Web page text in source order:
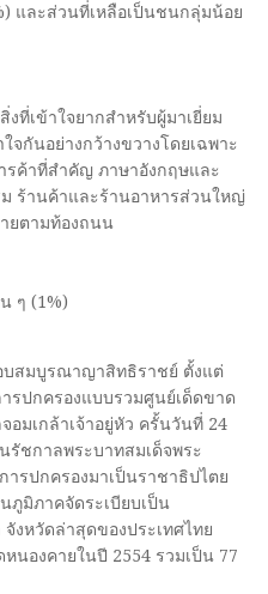
และส่วนที่เหลือเป็นชนกลุ่มน้อย
ที่เข้าใจยากสำหรับผู้มาเยี่ยม
จกันอย่างกว้างขวางโดยเฉพาะ
รค้าที่สำคัญ ภาษาอังกฤษและ
ร้านค้าและร้านอาหารส่วนใหญ่
ยตามท้องถนน
ๆ (1%)
บสมบูรณาญาสิทธิราชย์ ตั้งแต่
รปกครองแบบรวมศูนย์เด็ดขาด
อมเกล้าเจ้าอยู่หัว ครั้นวันที่ 24
ชกาลพระบาทสมเด็จพระ
ารปกครองมาเป็นราชาธิปไตย
ภูมิภาคจัดระเบียบเป็น
จังหวัดล่าสุดของประเทศไทย
นองคายในปี 2554 รวมเป็น 77